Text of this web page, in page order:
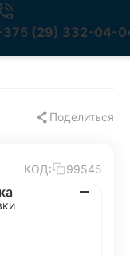
(29) 332-04-
Поделиться
КОД: 99545